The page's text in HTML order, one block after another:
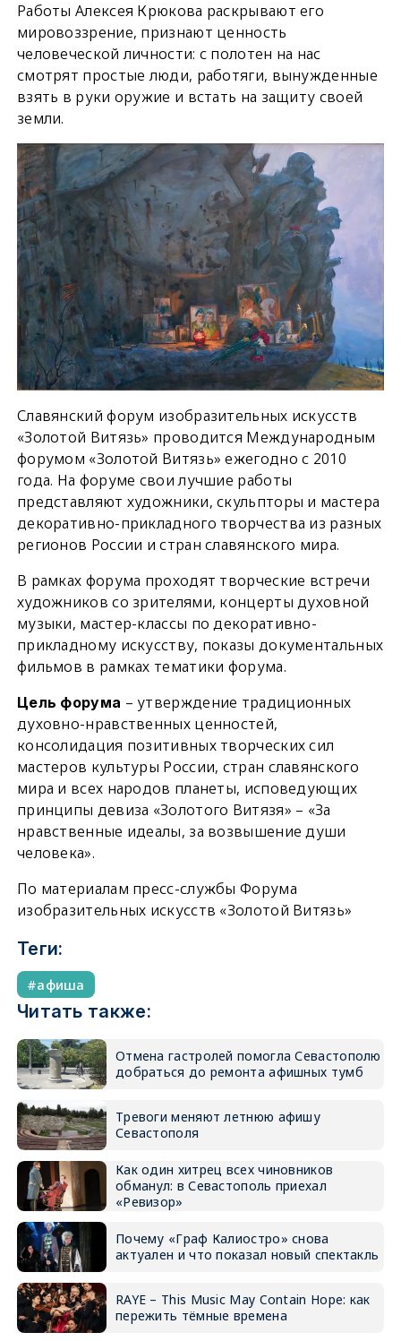
Работы Алексея Крюкова раскрывают его
мировоззрение, признают ценность
человеческой личности: с полотен на нас
смотрят простые люди, работяги, вынужденные
взять в руки оружие и встать на защиту своей
земли.
Славянский форум изобразительных искусств
«Золотой Витязь» проводится Международным
форумом «Золотой Витязь» ежегодно с 2010
года. На форуме свои лучшие работы
представляют художники, скульпторы и мастера
декоративно-прикладного творчества из разных
регионов России и стран славянского мира.
В рамках форума проходят творческие встречи
художников со зрителями, концерты духовной
музыки, мастер-классы по декоративно-
прикладному искусству, показы документальных
фильмов в рамках тематики форума.
Цель форума – утверждение традиционных
духовно-нравственных ценностей,
консолидация позитивных творческих сил
мастеров культуры России, стран славянского
мира и всех народов планеты, исповедующих
принципы девиза «Золотого Витязя» – «За
нравственные идеалы, за возвышение души
человека».
По материалам пресс-службы Форума
изобразительных искусств «Золотой Витязь»
Теги:
афиша
Читать также:
Отмена гастролей помогла Севастополю
добраться до ремонта афишных тумб
Тревоги меняют летнюю афишу
Севастополя
Как один хитрец всех чиновников
обманул: в Севастополь приехал
«Ревизор»
Почему «Граф Калиостро» снова
актуален и что показал новый спектакль
RAYE – This Music May Contain Hope: как
пережить тёмные времена